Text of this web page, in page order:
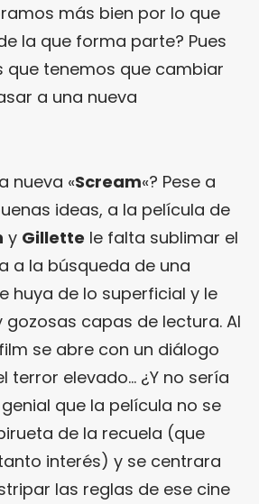
más bien por lo que
la que forma parte? Pues
que tenemos que cambiar
a una nueva
nueva «Scream«? Pese a
ideas, a la película de
y Gillette le falta sublimar el
a la búsqueda de una
huya de lo superficial y le
gozosas capas de lectura. Al
se abre con un diálogo
terror elevado… ¿Y no sería
que la película no se
de la recuela (que
interés) y se centrara
las reglas de ese cine